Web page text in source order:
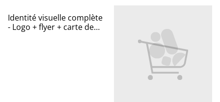
Identité visuelle complète
- Logo + flyer + carte de